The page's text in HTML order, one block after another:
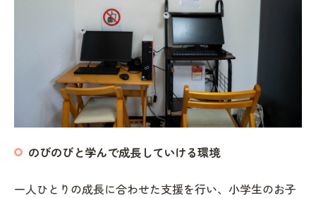
のびのびと学んで成長していける環境
一人ひとりの成長に合わせた支援を行い、小学生のお子